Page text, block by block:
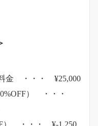
料金 ・・・ ¥25,000
） ・・・